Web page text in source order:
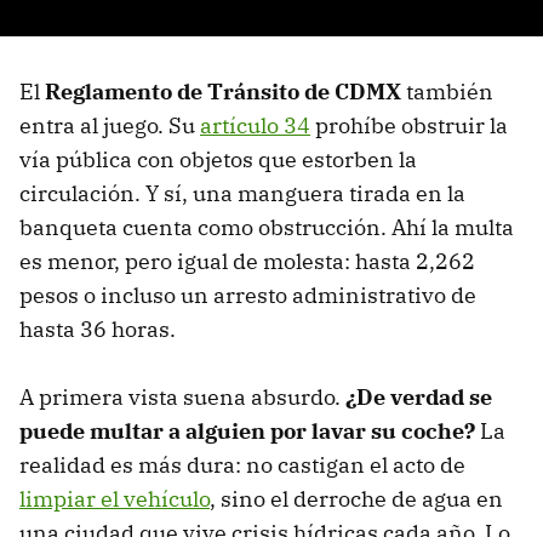
ElReglamento de Tránsito de CDMXtambién
entra al juego. Su artículo 34 prohíbe obstruir la
vía pública con objetos que estorben la
circulación. Y sí, una manguera tirada en la
banqueta cuenta como obstrucción. Ahí la multa
es menor, pero igual de molesta: hasta 2,262
pesos o incluso un arresto administrativo de
hasta 36 horas.
A primera vista suena absurdo. ¿De verdad se
puede multar a alguien por lavar su coche? La
realidad es más dura: no castigan el acto de
limpiar el vehículo, sino el derroche de agua en